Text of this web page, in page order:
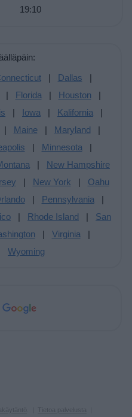
19:10
| Dallas |
| Florida | Houston |
| Iowa | Kalifornia |
| Maine| Maryland |
| Minnesota |
| New Hampshire
| New York | Oahu
| Pennsylvania |
| Rhode Island | San
| Virginia |
Wyoming
Tietoa palvelusta